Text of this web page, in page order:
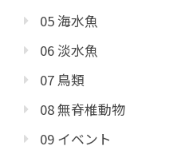
05 海水魚
06 淡水魚
07 鳥類
08 無脊椎動物
09 イベント